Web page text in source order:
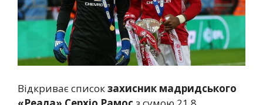
Відкриває списокзахисник мадридського